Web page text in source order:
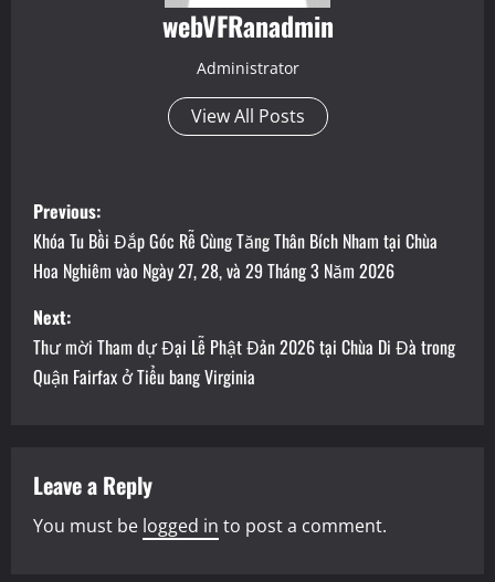
webVFRanadmin
Administrator
View All Posts
P
o
s
t
n
v
i
Previous:
Khóa Tu Bồi Đắp Góc Rễ Cùng Tăng Thân Bích Nham tại Chùa
Hoa Nghiêm vào Ngày 27, 28, và 29 Tháng 3 Năm 2026
Next:
Thư mời Tham dự Đại Lễ Phật Đản 2026 tại Chùa Di Đà trong
Quận Fairfax ở Tiểu bang Virginia
Leave a Reply
You must be logged in to post a comment.